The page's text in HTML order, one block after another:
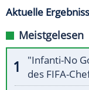
Aktuelle
Meistgelesen
"Infanti-No
des FIFA-